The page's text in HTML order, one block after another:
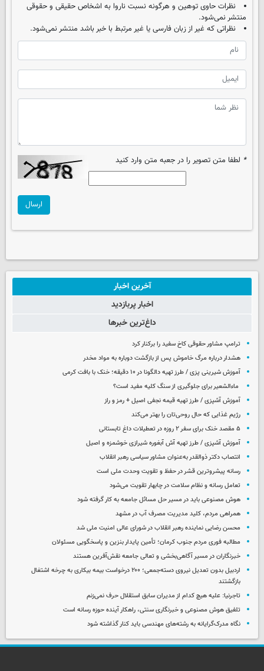
نظرات حاوی توهین و هرگونه نسبت ناروا به اشخاص حقیقی و حقوقی
منتشر نمی‌شود.
نظراتی که غیر از زبان فارسی یا غیر مرتبط با خبر باشد منتشر نمی‌شود.
* لطفا متن تصویر را در جعبه متن وارد کنید
ارسال
آخرین اخبار
اخبار پربازدید
داغ‌ترین خبرها
ترامپ مشاور حقوقی کاخ سفید را برکنار کرد
هشدار درباره مرگ خاموش پس از بازگشت دوباره به مواد مخدر
آموزش شیرینی پزی / طرز تهیه دالگونا در ۱۰ دقیقه؛ خنک با بافت کرمی
ماءالشعیر برای جلوگیری از سنگ کلیه مفید است؟
آموزش آشپزی / طرز تهیه قیمه نجفی اصیل + رمز و راز
رژیم غذایی که حال روحی‌تان را بهتر می‌کند
۵ مقصد خنک برای سفر ۲ روزه در تعطیلات داغ تابستانی
آموزش آشپزی / طرز تهیه آش آبغوره شیرازی خوشمزه و اصیل
انتصاب دکتر ذوالقدر به‌عنوان مشاور سیاسی رهبر انقلاب
رسانه پیشروترین قشر در حفظ و تقویت وحدت ملی است
تعامل رسانه و نظام سلامت در چابهار تقویت می‌شود
هوش مصنوعی باید در مسیر حل مسائل جامعه به کار گرفته شود
همراهی مردم، کلید مدیریت مصرف آب در مشهد
محسن رضایی نماینده رهبر انقلاب در شورای عالی امنیت ملی شد
مطالبه فوری مردم جنوب کرمان؛ تأمین پایدار بنزین و پاسخگویی مسئولان
خبرنگاران در مسیر آگاهی‌بخشی و تعالی جامعه نقش‌آفرین هستند
اردبیل بدون تعدیل نیروی دسته‌جمعی؛ ۲۰۰ درخواست بیمه بیکاری به چرخه اشتغال
بازگشتند
تاجرنیا: علیه هیچ کدام از مدیران سابق استقلال حرف نمی‌زنم
تلفیق هوش مصنوعی و خبرنگاری سنتی، راهکار آینده حوزه رسانه است
نگاه مدرک‌گرایانه به رشته‌های مهندسی باید کنار گذاشته شود